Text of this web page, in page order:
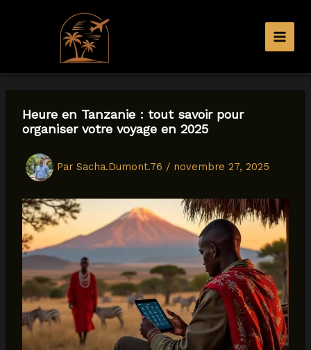
Aller
contenuHeure en Tanzanie : tout savoir pour
organiser votre voyage en 2025
Par Sacha.Dumont.76 / novembre 27, 2025